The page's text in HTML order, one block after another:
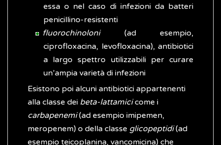
essa o nel caso di infezioni da batteri
penicillino-resistenti
fluorochinoloni(ad esempio,
ciprofloxacina, levofloxacina), antibiotici
a largo spettro utilizzabili per curare
un’ampia varietà di infezioni
Esistono poi alcuni antibiotici appartenenti
alla classe dei beta-lattamicicome i
carbapenemi(ad esempio imipemen,
meropenem) o della classe glicopeptidi(ad
esempio teicoplanina, vancomicina) che